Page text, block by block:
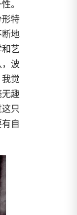
。
形特
地
艺
波
觉
趣
只
自